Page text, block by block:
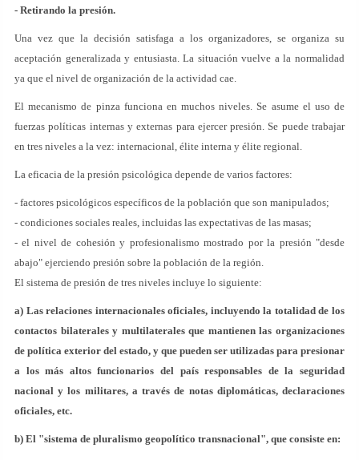
- Retirando la presión.
Una vez que la decisión satisfaga a los organizadores, se organiza su
aceptación generalizada y entusiasta. La situación vuelve a la normalidad
ya que el nivel de organización de la actividad cae.
El mecanismo de pinza funciona en muchos niveles. Se asume el uso de
fuerzas políticas internas y externas para ejercer presión. Se puede trabajar
en tres niveles a la vez: internacional, élite interna y élite regional.
La eficacia de la presión psicológica depende de varios factores:
- factores psicológicos específicos de la población que son manipulados;
- condiciones sociales reales, incluidas las expectativas de las masas;
- el nivel de cohesión y profesionalismo mostrado por la presión "desde
abajo" ejerciendo presión sobre la población de la región.
El sistema de presión de tres niveles incluye lo siguiente:
a) Las relaciones internacionales oficiales, incluyendo la totalidad de los
contactos bilaterales y multilaterales que mantienen las organizaciones
de política exterior del estado, y que pueden ser utilizadas para presionar
a los más altos funcionarios del país responsables de la seguridad
nacional y los militares, a través de notas diplomáticas, declaraciones
oficiales, etc.
b) El "sistema de pluralismo geopolítico transnacional", que consiste en: